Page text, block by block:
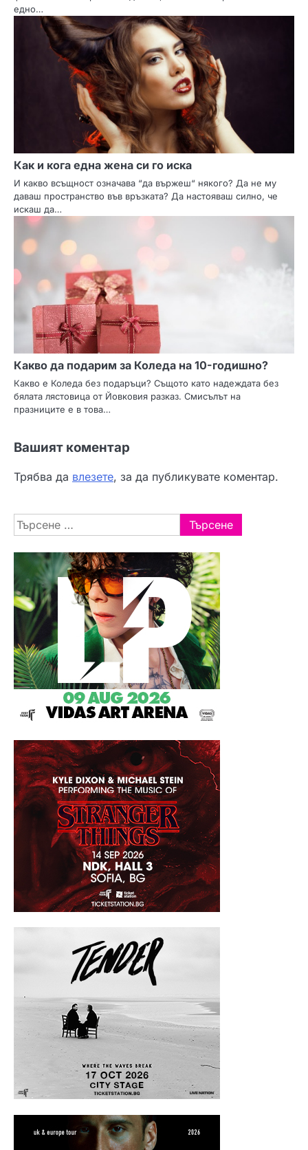
едно…
Как и кога една жена си го иска
И какво всъщност означава “да вържеш“ някого? Да не му
даваш пространство във връзката? Да настояваш силно, че
искаш да…
Какво да подарим за Коледа на 10-годишно?
Какво е Коледа без подаръци? Същото като надеждата без
бялата лястовица от Йовковия разказ. Смисълът на
празниците е в това…
Вашият коментар
Трябва да влезете, за да публикувате коментар.
Търсене
за: